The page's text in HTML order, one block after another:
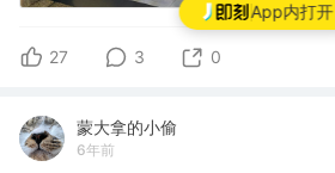
App内打开
27 3 0
蒙大拿的小偷
6年前